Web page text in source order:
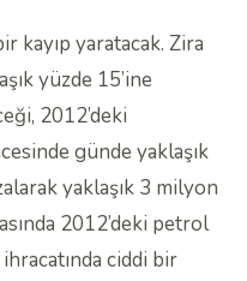
kayıp yaratacak. Zira
yüzde 15’ine
2012’deki
günde yaklaşık
yaklaşık 3 milyon
2012’deki petrol
ciddi bir